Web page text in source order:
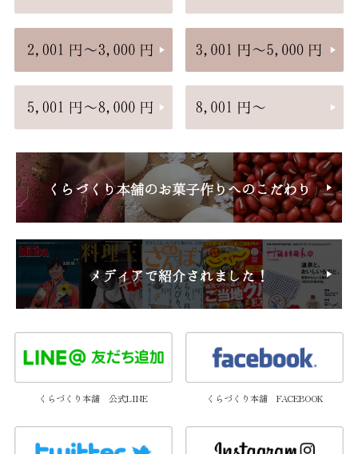
くらづくり本舗 公式LINE くらづくり本舗 FACEBOOK